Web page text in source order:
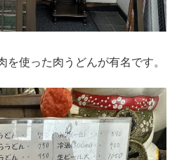
使った肉うどんが有名です。